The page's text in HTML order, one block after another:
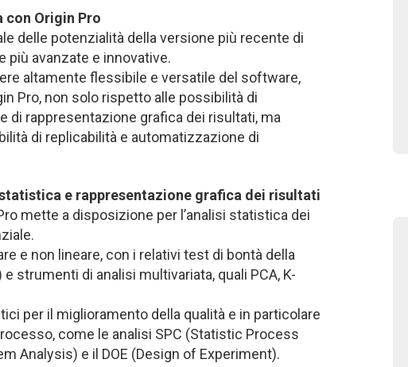
con Origin Pro
delle potenzialità della versione più recente di
più avanzate e innovative.
altamente flessibile e versatile del software,
Pro, non solo rispetto alle possibilità di
di rappresentazione grafica dei risultati, ma
di replicabilità e automatizzazione di
e rappresentazione grafica dei risultati
mette a disposizione per l’analisi statistica dei
e non lineare, con i relativi test di bontà della
strumenti di analisi multivariata, quali PCA, K-
per il miglioramento della qualità e in particolare
come le analisi SPC (Statistic Process
Analysis) e il DOE (Design of Experiment).